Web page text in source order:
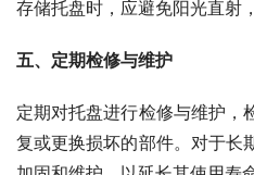
存储托盘时，应避免阳光直射
五、定期检修与维护
定期对托盘进行检修与维护，
复或更换损坏的部件。对于长